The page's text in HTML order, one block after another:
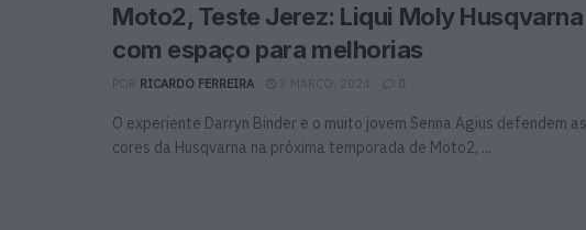
Moto2, Teste Jerez: Liqui Moly Husqvarna
com espaço para melhorias
RICARDO FERREIRA 3 MARÇO, 2024 0
O experiente Darryn Binder e o muito jovem Senna Agius defendem as
cores da Husqvarna na próxima temporada de Moto2, ...